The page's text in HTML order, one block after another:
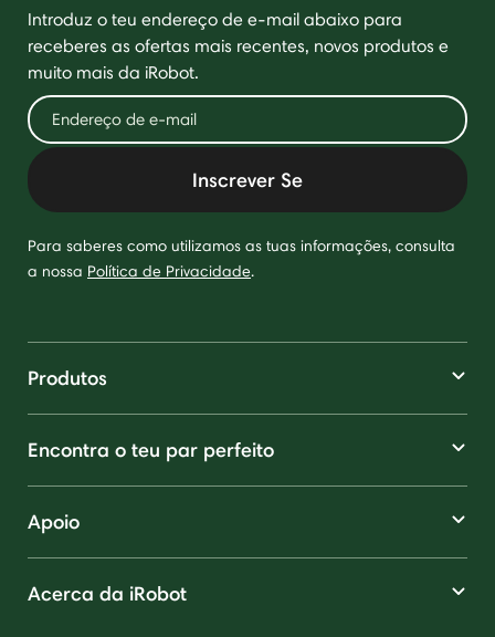
Introduz o teu endereço de e-mail abaixo para
receberes as ofertas mais recentes, novos produtos e
muito mais da iRobot.
Inscrever Se
Para saberes como utilizamos as tuas informações, consulta
a nossa Política de Privacidade.
Produtos
Encontra o teu par perfeito
Apoio
Acerca da iRobot